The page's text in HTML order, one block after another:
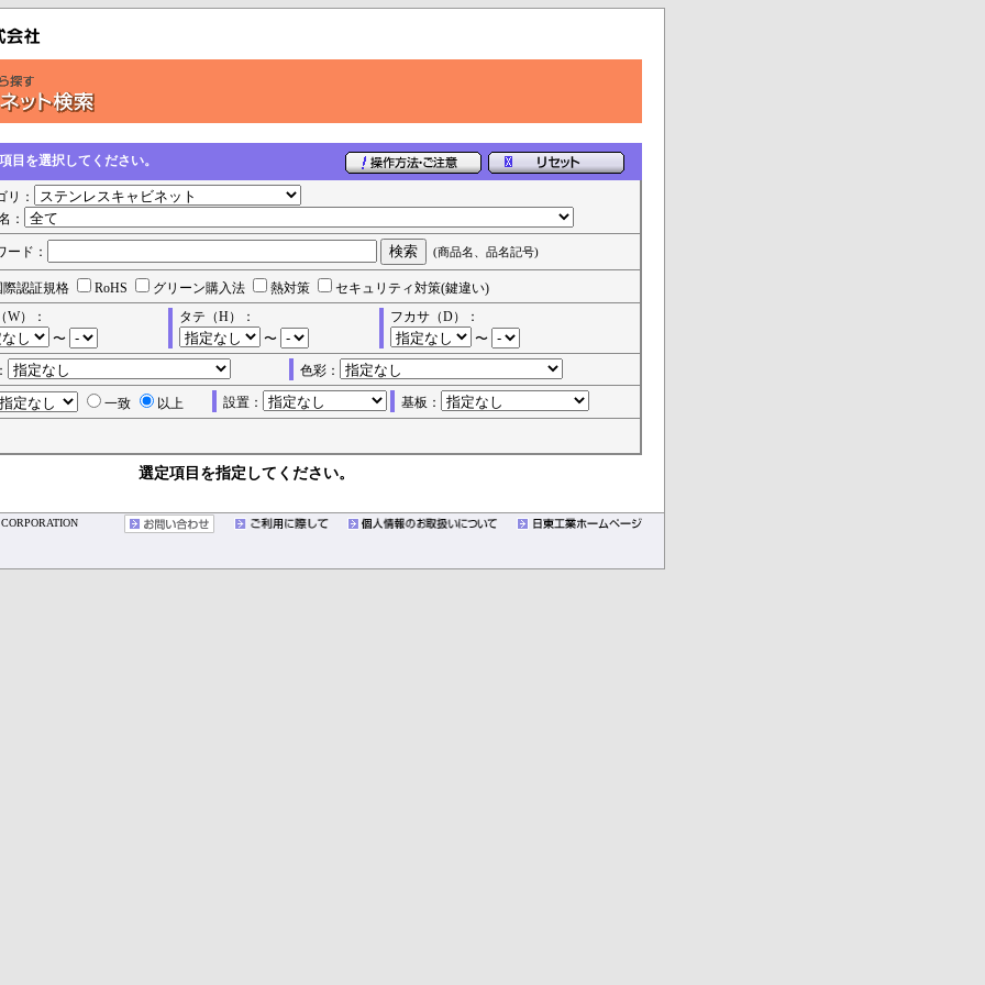
目を選択してください。
リ：
：
ード： (商品名、品名記号)
際認証規格 RoHS グリーン購入法 熱対策 セキュリティ対策(鍵違い)
W）：
〜
タテ（H）：
〜
フカサ（D）：
〜
色彩：
一致 以上 設置： 基板：
選定項目を指定してください。